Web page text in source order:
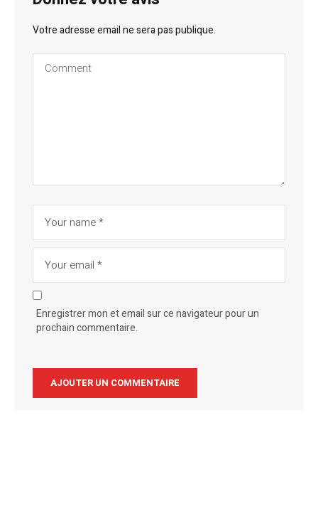
Votre adresse email ne sera pas publique.
Enregistrer mon et email sur ce navigateur pour un
prochain commentaire.